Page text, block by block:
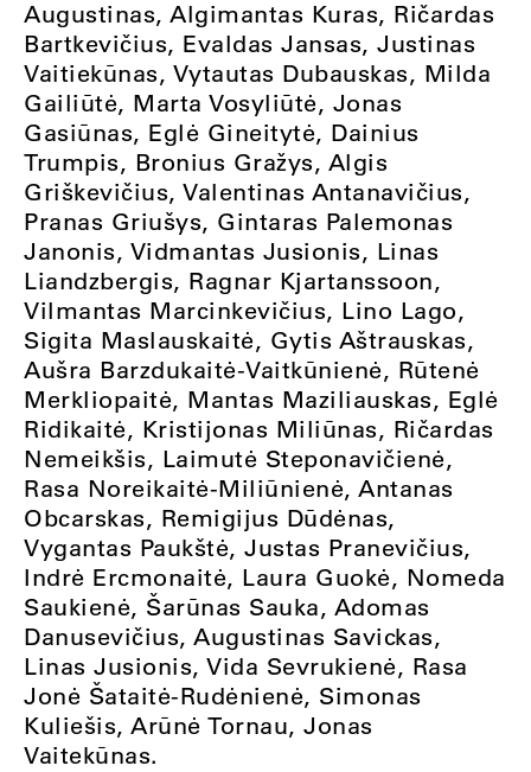
Augustinas, Algimantas Kuras, Ričardas
Bartkevičius, Evaldas Jansas, Justinas
Vaitiekūnas, Vytautas Dubauskas, Milda
Gailiūtė, Marta Vosyliūtė, Jonas
Gasiūnas, Eglė Gineitytė, Dainius
Trumpis, Bronius Gražys, Algis
Griškevičius, Valentinas Antanavičius,
Pranas Griušys, Gintaras Palemonas
Janonis, Vidmantas Jusionis, Linas
Liandzbergis, Ragnar Kjartanssoon,
Vilmantas Marcinkevičius, Lino Lago,
Sigita Maslauskaitė, Gytis Aštrauskas,
Aušra Barzdukaitė-Vaitkūnienė, Rūtenė
Merkliopaitė, Mantas Maziliauskas, Eglė
Ridikaitė, Kristijonas Miliūnas, Ričardas
Nemeikšis, Laimutė Steponavičienė,
Rasa Noreikaitė-Miliūnienė, Antanas
Obcarskas, Remigijus Dūdėnas,
Vygantas Paukštė, Justas Pranevičius,
Indrė Ercmonaitė, Laura Guokė, Nomeda
Saukienė, Šarūnas Sauka, Adomas
Danusevičius, Augustinas Savickas,
Linas Jusionis, Vida Sevrukienė, Rasa
Jonė Šataitė-Rudėnienė, Simonas
Kuliešis, Arūnė Tornau, Jonas
Vaitekūnas.